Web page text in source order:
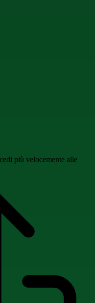
più velocemente alle